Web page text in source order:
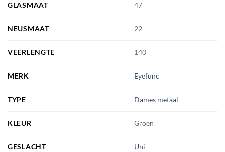
GLASMAAT 47
NEUSMAAT 22
VEERLENGTE 140
MERK Eyefunc
TYPE Dames metaal
KLEUR Groen
GESLACHT Uni